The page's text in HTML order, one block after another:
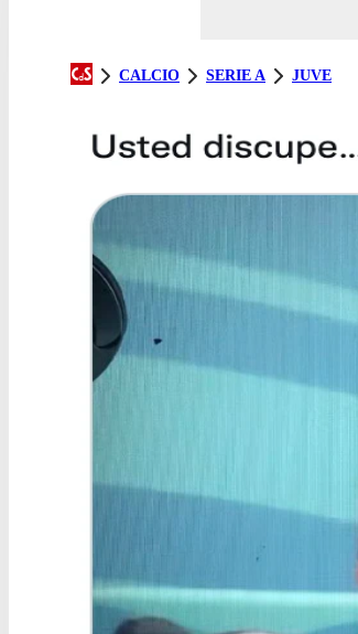
CALCIO SERIE A JUVE